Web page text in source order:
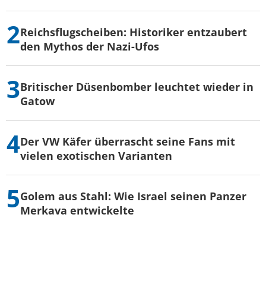
Reichsflugscheiben: Historiker entzaubert
den Mythos der Nazi-Ufos
Britischer Düsenbomber leuchtet wieder in
Gatow
Der VW Käfer überrascht seine Fans mit
vielen exotischen Varianten
Golem aus Stahl: Wie Israel seinen Panzer
Merkava entwickelte